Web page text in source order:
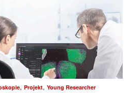
, Projekt, Young Researcher